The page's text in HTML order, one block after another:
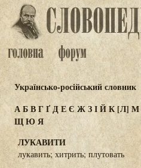
Українсько-російський словник
АБВГҐДЕЄ ЖЗІЙК [Л] М
ЩЮ Я
ЛУКАВИТИ
лукавить; хитрить; плутовать